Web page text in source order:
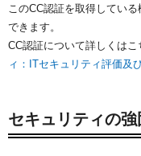
このCC認証を取得してい
できます。
CC認証について詳しくはこ
ィ：ITセキュリティ評価及
セキュリティの